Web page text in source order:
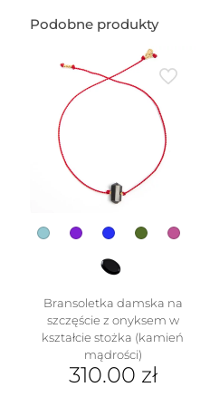
Podobne produkty
Bransoletka damska na
szczęście z onyksem w
kształcie stożka (kamień
mądrości)
310.00 zł